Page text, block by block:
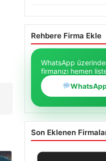
Rehbere Firma Ekle
WhatsApp
firmanızı hemen
Son Eklenen